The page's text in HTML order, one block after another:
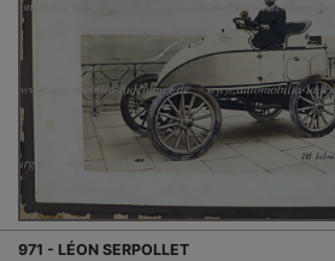
971 - LÉON SERPOLLET